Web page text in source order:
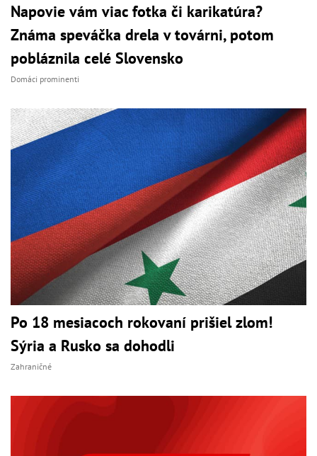
Napovie vám viac fotka či karikatúra?
Známa speváčka drela v továrni, potom
pobláznila celé Slovensko
Domáci prominenti
Po 18 mesiacoch rokovaní prišiel zlom!
Sýria a Rusko sa dohodli
Zahraničné